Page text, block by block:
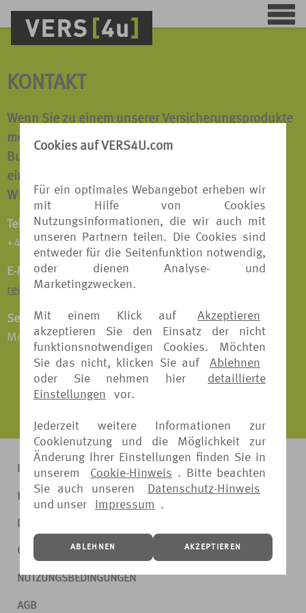
Cookies auf VERS4U.com
Für ein optimales Webangebot erheben wir
mit Hilfe von Cookies
Nutzungsinformationen, die wir auch mit
unseren Partnern teilen. Die Cookies sind
entweder für die Seitenfunktion notwendig,
oder dienen Analyse- und
Marketingzwecken.
Mit einem Klick auf
Akzeptieren
akzeptieren Sie den Einsatz der nicht
funktionsnotwendigen Cookies. Möchten
Sie das nicht, klicken Sie auf
Ablehnen
oder Sie nehmen hier
detaillierte
Einstellungen
vor.
Jederzeit weitere Informationen zur
Cookienutzung und die Möglichkeit zur
Änderung Ihrer Einstellungen finden Sie in
unserem
Cookie-Hinweis . Bitte beachten
Sie auch unseren
Datenschutz-Hinweis
und unser
Impressum .
ABLEHNEN AKZEPTIEREN
KONTAKT
Wenn Sie zu einem unserer Versicherungsprodukte
mehr erfahren möchten oder wir Ihnen bei einer
Buchung behilflich sein dürfen, sprechen Sie uns
einfach an.
Wir beraten Sie gerne!
Telefon:
+49 511 8798 9809
E-Mail:
reiseversicherungen@tui.de
Servicezeiten:
Montag - Freitag: 09:00 - 16:00 Uhr
IMPRESSUM
KONTAKT
DATENSCHUTZ
COOKIE-HINWEIS
NUTZUNGSBEDINGUNGEN
AGB